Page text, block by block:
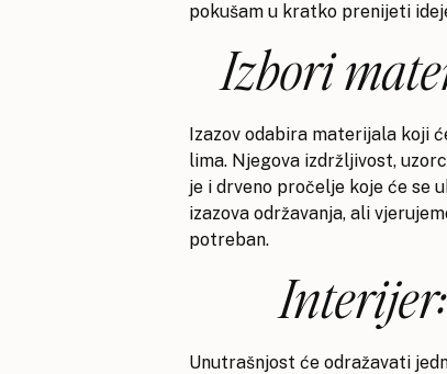
pokušam u kratko prenijeti
Izbori
Izazov odabira materijala koji
lima. Njegova izdržljivost,
je i drveno pročelje koje će se
izazova održavanja, ali
potreban.
Unutrašnjost će odražavati